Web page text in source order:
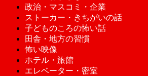
政治・マスコミ・企業
ストーカー・きちがいの話
子どものころの怖い話
田舎・地方の習慣
怖い映像
ホテル・旅館
エレベーター・密室